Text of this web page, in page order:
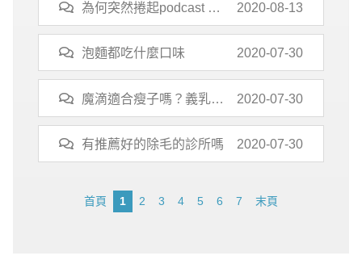
為何突然捲起podcast 旋
風?
2020-08-13
泡麵都吃什麼口味 2020-07-30
魔滴適合瘦子嗎？義乳邊
緣會不會很明顯？
2020-07-30
有推薦好的除毛的診所嗎 2020-07-30
首頁 1 2 3 4 5 6 7 末頁